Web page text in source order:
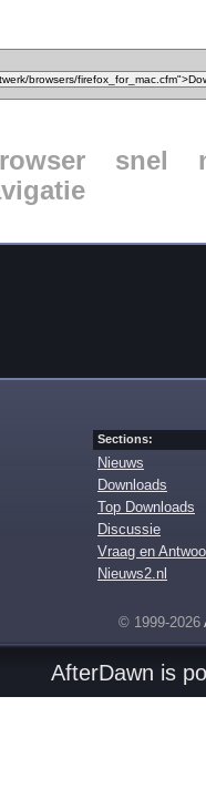
snel
Sections:
Nieuws
Downloads
Top Downloads
Discussie
Vraag en
Nieuws2.nl
© 1999-2026
AfterDawn is